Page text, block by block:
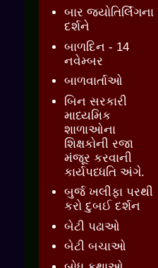
બાર જ્‍યોતિર્લિંગના
દર્શને
બાળદિન - 14
નવેમ્બર
બાળવાર્તાઓ
બિન સરકારી
માધ્યમિક
શાળાઓના
શિક્ષકોની રજા
મંજૂર કરવાની
કાર્યપધ્ધતિ અંગે.
બુર્જ ખલીફા પરથી
કરો દુબઈ દર્શન
બેટી પઢાઓ
બેટી બચાઓ